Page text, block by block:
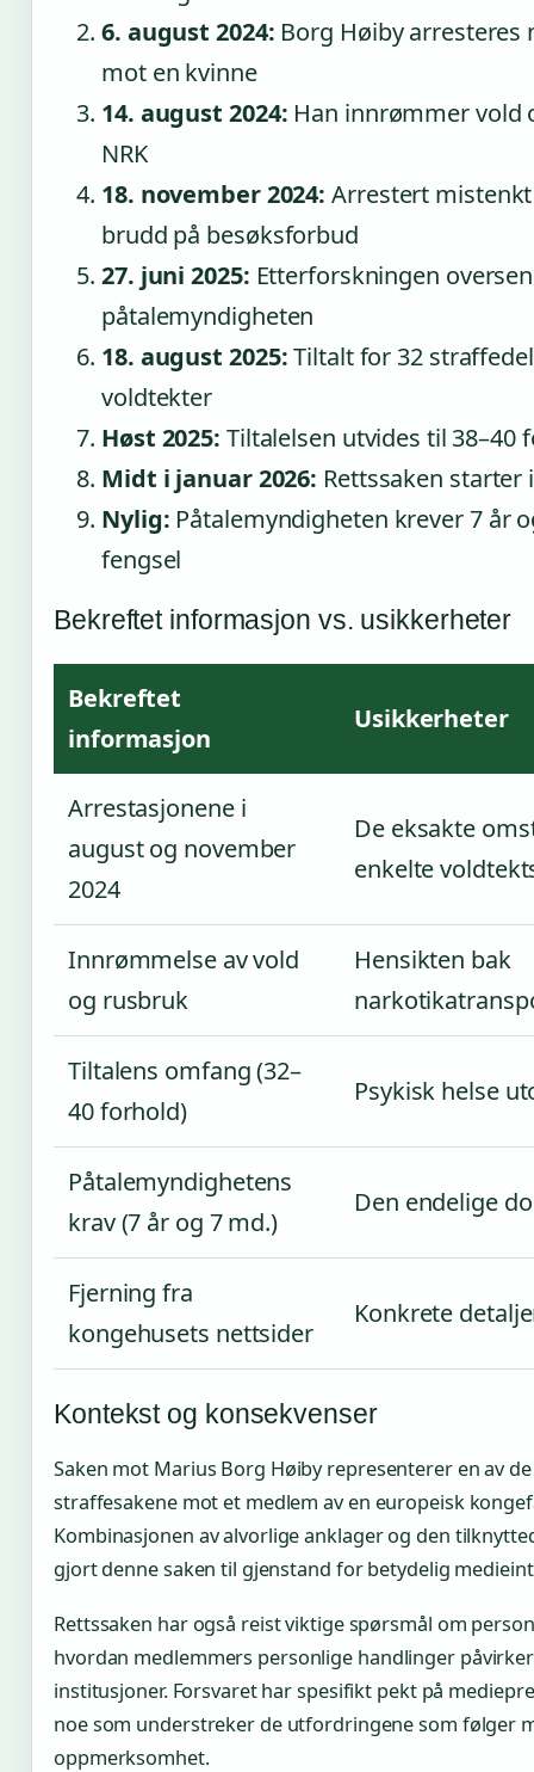
6. august 2024: Borg Høiby
mot en kvinne
14. august 2024: Han innrømmer vold
NRK
18. november 2024: Arrestert
brudd på besøksforbud
27. juni 2025: Etterforskningen
påtalemyndigheten
18. august 2025:Tiltalt for 32
voldtekter
Høst 2025: Tiltalelsen utvides til 38–40
Midt i januar 2026: Rettssaken
Nylig: Påtalemyndigheten krever 7 år
fengsel
Bekreftet informasjon vs. usikkerheter
Bekreftet
informasjon
Usikkerheter
Arrestasjonene i
august og november
2024
De eksakte
enkelte
Innrømmelse av vold
og rusbruk
Hensikten bak
Tiltalens omfang (32–
40 forhold)
Psykisk helse
Påtalemyndighetens
krav (7 år og 7 md.)
Den endelige
Fjerning fra
kongehusets nettsider
Konkrete
Kontekst og konsekvenser
Saken mot Marius Borg Høiby representerer en av
straffesakene mot et medlem av en europeisk
Kombinasjonen av alvorlige anklager og den
gjort denne saken til gjenstand for betydelig
Rettssaken har også reist viktige spørsmål om
hvordan medlemmers personlige handlinger
institusjoner. Forsvaret har spesifikt pekt på
noe som understreker de utfordringene som følger
oppmerksomhet.